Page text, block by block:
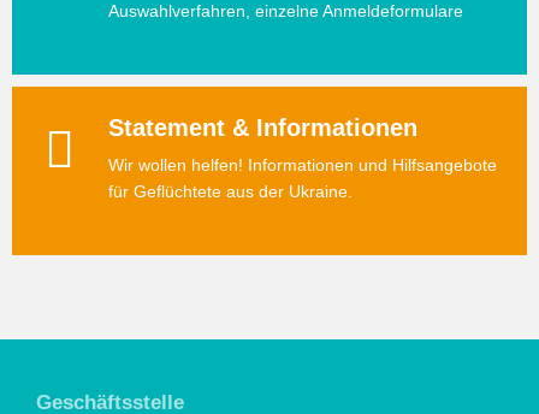
Auswahlverfahren, einzelne Anmeldeformulare
Statement & Informationen
Wir wollen helfen! Informationen und Hilfsangebote
für Geflüchtete aus der Ukraine.
Geschäftsstelle